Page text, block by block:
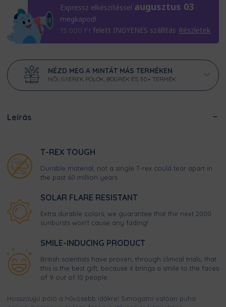
Expressz elkészítéssel augusztus 03
megkapod!
15.000 Ft felett INGYENES szállítás Részletek
NÉZD MEG A MINTÁT MÁS TERMÉKEN
NŐI, GYEREK PÓLÓK, BÖGRÉK ÉS 30+ TERMÉK
Leírás
T-REX TOUGH
Durable material, not a single T-rex could tear apart in
the past 60 million years
SOLAR FLARE RESISTANT
Extra durable colors, we guarantee that the next 2000
sunbursts won't cause any fading!
SMILE-INDUCING PRODUCT
British scientists have proven, through clinical trials, that
this is the best gift, because it brings a smile to the faces
of 9 out of 10 people.
Hosszúujjú póló a hűvösebb időkre! Simogatni-valóan puha